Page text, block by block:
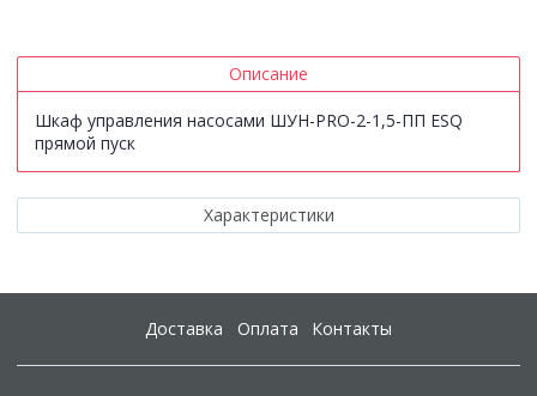
Описание
Шкаф управления насосами ШУН-PRO-2-1,5-ПП ESQ
прямой пуск
Характеристики
Доставка Оплата Контакты